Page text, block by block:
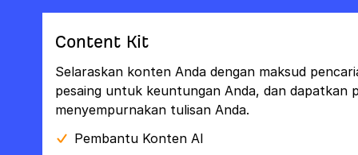
Content Kit
Selaraskan konten Anda dengan maksud
pesaing untuk keuntungan Anda, dan dapatkan
menyempurnakan tulisan Anda.
Pembantu Konten AI